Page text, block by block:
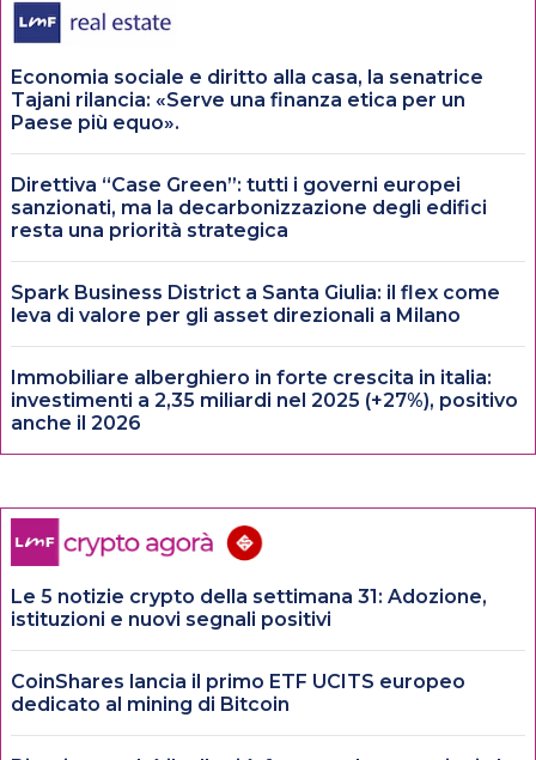
Economia sociale e diritto alla casa, la senatrice
Tajani rilancia: «Serve una finanza etica per un
Paese più equo».
Direttiva “Case Green”: tutti i governi europei
sanzionati, ma la decarbonizzazione degli edifici
resta una priorità strategica
Spark Business District a Santa Giulia: il flex come
leva di valore per gli asset direzionali a Milano
Immobiliare alberghiero in forte crescita in italia:
investimenti a 2,35 miliardi nel 2025 (+27%), positivo
anche il 2026
Le 5 notizie crypto della settimana 31: Adozione,
istituzioni e nuovi segnali positivi
CoinShares lancia il primo ETF UCITS europeo
dedicato al mining di Bitcoin